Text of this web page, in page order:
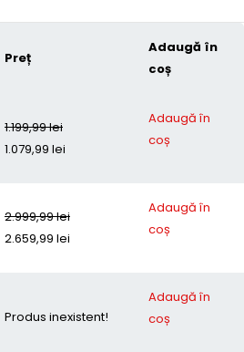
Preț
Adaugă în
coș
1.199,99lei
1.079,99 lei
Adaugă în
coș
2.999,99lei
2.659,99 lei
Adaugă în
coș
Produs inexistent!
Adaugă în
coș